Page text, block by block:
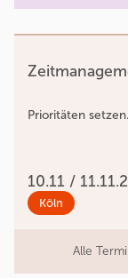
Prioritäten
10.11 /
Köln
Alle